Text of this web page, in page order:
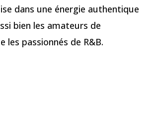
dans une énergie authentique
bien les amateurs de
les passionnés de R&B.